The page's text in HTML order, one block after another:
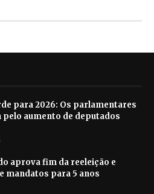
para 2026: Os parlamentares
pelo aumento de deputados
aprova fim da reeleição e
mandatos para 5 anos